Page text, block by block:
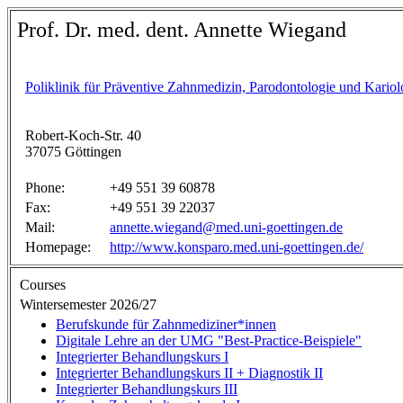
Prof. Dr. med. dent. Annette Wiegand
Poliklinik für Präventive Zahnmedizin, Parodontologie und
Robert-Koch-Str. 40
37075 Göttingen
Phone:
+49 551 39 60878
Fax:
+49 551 39 22037
Mail:
annette.wiegand@med.uni-goettingen.de
Homepage:
http://www.konsparo.med.uni-goettingen.de/
Courses
Wintersemester 2026/27
Berufskunde für Zahnmediziner*innen
Digitale Lehre an der UMG "Best-Practice-Beispiele"
Integrierter Behandlungskurs I
Integrierter Behandlungskurs II + Diagnostik II
Integrierter Behandlungskurs III